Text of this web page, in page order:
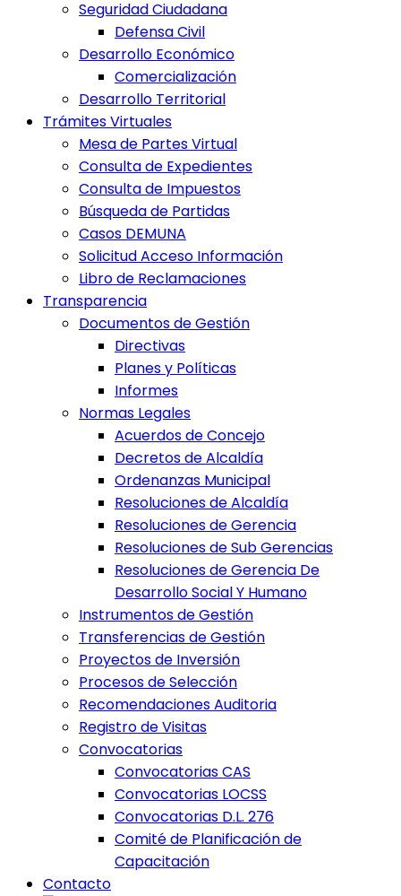
Seguridad Ciudadana
Defensa Civil
Desarrollo Económico
Comercialización
Desarrollo Territorial
Trámites Virtuales
Mesa de Partes Virtual
Consulta de Expedientes
Consulta de Impuestos
Búsqueda de Partidas
Casos DEMUNA
Solicitud Acceso Información
Libro de Reclamaciones
Transparencia
Documentos de Gestión
Directivas
Planes y Políticas
Informes
Normas Legales
Acuerdos de Concejo
Decretos de Alcaldía
Ordenanzas Municipal
Resoluciones de Alcaldía
Resoluciones de Gerencia
Resoluciones de Sub Gerencias
Resoluciones de Gerencia De
Desarrollo Social Y Humano
Instrumentos de Gestión
Transferencias de Gestión
Proyectos de Inversión
Procesos de Selección
Recomendaciones Auditoria
Registro de Visitas
Convocatorias
Convocatorias CAS
Convocatorias LOCSS
Convocatorias D.L. 276
Comité de Planificación de
Capacitación
Contacto